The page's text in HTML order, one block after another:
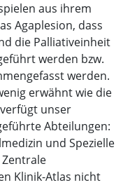
aus ihrem
Agaplesion, dass
die Palliativeinheit
werden bzw.
werden.
erwähnt wie die
unser
Abteilungen:
und Spezielle
Klinik-Atlas nicht